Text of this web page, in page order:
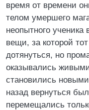
время от времени
телом умершего
неопытного ученика
вещи, за которой
дотянуться, но
оказывались
становились
назад вернуться
перемещались